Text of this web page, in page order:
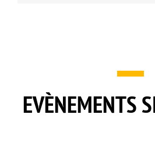
EVÈNEMENTS